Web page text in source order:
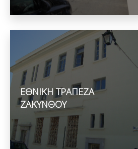
ΕΘΝΙΚΗ ΤΡΑΠΕΖΑ
ΖΑΚΥΝΘΟΥ